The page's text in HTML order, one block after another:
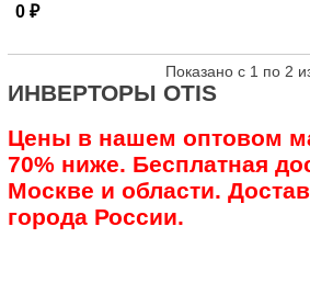
0 ₽
Показано с 1 по 2
ИНВЕРТОРЫ OTIS
Цены в нашем оптовом
70% ниже. Бесплатная
Москве и области.
города России.